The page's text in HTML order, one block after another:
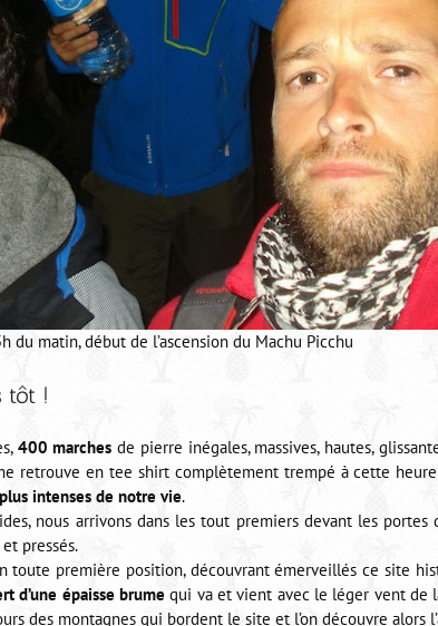
du matin, début de l’ascension du Machu Picchu
tôt !
400 marches de pierre inégales, massives, hautes,
retrouve en tee shirt complètement trempé à cette heure
intenses de notre vie.
nous arrivons dans les tout premiers devant les portes
pressés.
toute première position, découvrant émerveillés ce site
d’une épaisse brume qui va et vient avec le léger vent de
des montagnes qui bordent le site et l’on découvre alors